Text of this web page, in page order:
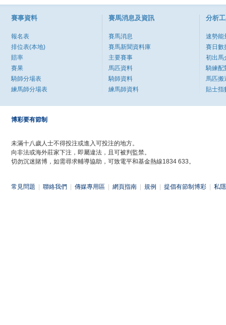
賽事資料
報名表
排位表(本地)
賠率
賽果
騎師分場表
練馬師分場表
賽馬消息及資訊
賽馬消息
賽馬新聞資料庫
主要賽事
馬匹資料
騎師資料
練馬師資料
分析
速勢能
賽日數
初出馬
騎練配
馬匹搬
貼士指
博彩要有節制
未滿十八歲人士不得投注或進入可投注的地方。
向非法或海外莊家下注，即屬違法，且可被判監禁。
切勿沉迷賭博，如需尋求輔導協助，可致電平和基金熱線1834 633。
常見問題 聯絡我們 傳媒專用區 網頁指南 規例 提倡有節制博彩 私